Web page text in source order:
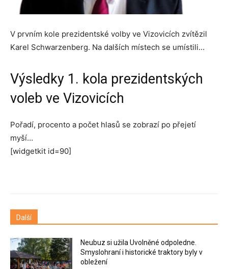
V prvním kole prezidentské volby ve Vizovicích zvítězil
Karel Schwarzenberg. Na dalších místech se umístili…
Výsledky 1. kola prezidentských
voleb ve Vizovicích
Pořadí, procento a počet hlasů se zobrazí po přejetí
myší…
[widgetkit id=90]
Další
Neubuz si užila Uvolněné odpoledne.
Smyslohraní i historické traktory byly v
obležení